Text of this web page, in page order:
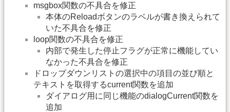
msgbox関数の不具合を修正
本体のReloadボタンのラベルが書き換えられて
いた不具合を修正
loop関数の不具合を修正
内部で発生した停止フラグが正常に機能してい
なかった不具合を修正
ドロップダウンリストの選択中の項目の並び順と
テキストを取得するcurrent関数を追加
ダイアログ用に同じ機能のdialogCurrent関数を
追加